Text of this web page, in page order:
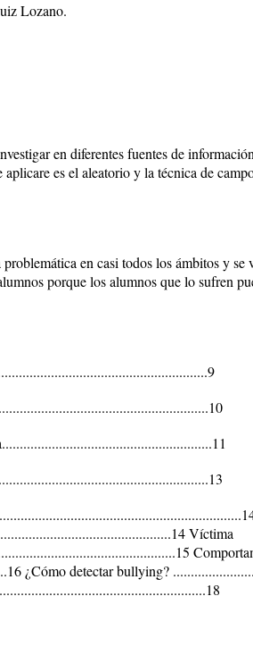
Lozano.
en diferentes fuentes de
es el aleatorio y la técnica de
en casi todos los ámbitos y se
porque los alumnos que lo sufren
Víctima
¿Cómo detectar bullying?